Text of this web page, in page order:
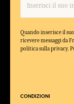
Quando inserisce il
ricevere messaggi da
politica sulla privacy.
CONDIZIONI